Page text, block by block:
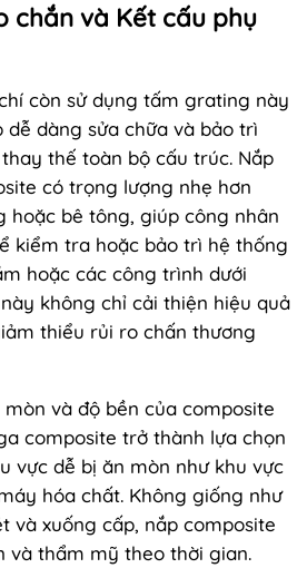
chắn và Kết cấu phụ
còn sử dụng tấm grating này
dễ dàng sửa chữa và bảo trì
thế toàn bộ cấu trúc. Nắp
có trọng lượng nhẹ hơn
hoặc bê tông, giúp công nhân
kiểm tra hoặc bảo trì hệ thống
hoặc các công trình dưới
không chỉ cải thiện hiệu quả
thiểu rủi ro chấn thương
và độ bền của composite
composite trở thành lựa chọn
vực dễ bị ăn mòn như khu vực
hóa chất. Không giống như
và xuống cấp, nắp composite
và thẩm mỹ theo thời gian.